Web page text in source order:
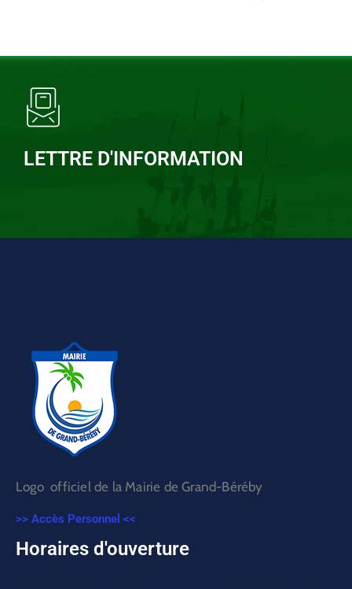
LETTRE D'INFORMATION
Logo officiel de la Mairie de Grand-Béréby
>> Accès Personnel <<
Horaires d'ouverture